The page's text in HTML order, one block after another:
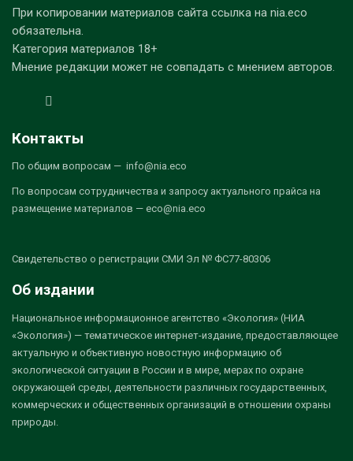
При копировании материалов сайта ссылка на nia.eco
обязательна.
Категория материалов 18+
Мнение редакции может не совпадать с мнением авторов.
Контакты
По общим вопросам — info@nia.eco
По вопросам сотрудничества и запросу актуального прайса на
размещение материалов — eco@nia.eco
Свидетельство о регистрации СМИ Эл № ФС77-80306
Об издании
Национальное информационное агентство «Экология» (НИА
«Экология») — тематическое интернет-издание, предоставляющее
актуальную и объективную новостную информацию об
экологической ситуации в России и в мире, мерах по охране
окружающей среды, деятельности различных государственных,
коммерческих и общественных организаций в отношении охраны
природы.